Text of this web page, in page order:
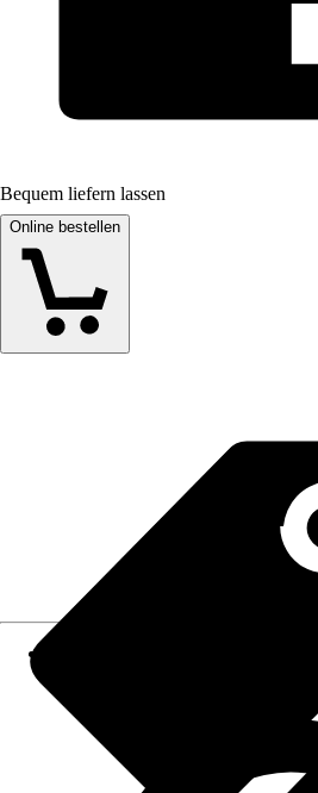
Bequem liefern lassen
Online bestellen